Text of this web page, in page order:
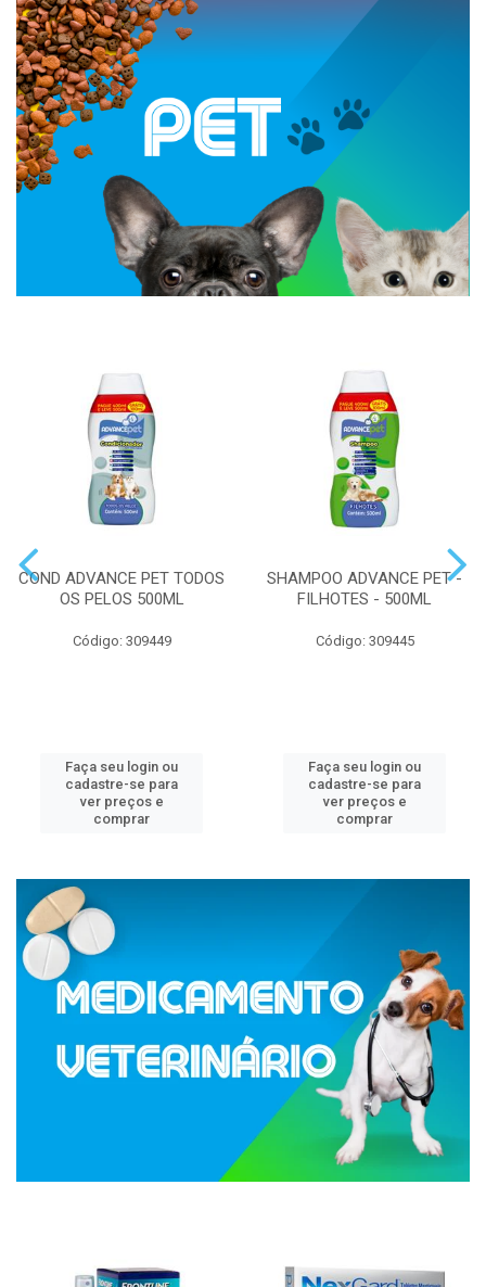
COND ADVANCE PET TODOS
OS PELOS 500ML
Código: 309449
Faça seu login ou
cadastre-se para
ver preços e
comprar
SHAMPOO ADVANCE PET -
FILHOTES - 500ML
Código: 309445
Faça seu login ou
cadastre-se para
ver preços e
comprar